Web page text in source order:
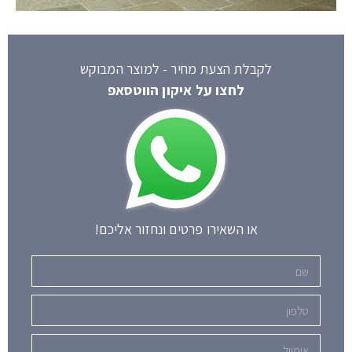
לקבלת הצעת מחיר - למוצר המבוקש
לחצו על איקון הווטסאפ
או השאירו פרטים ונחזור אליכם!
שם
טלפון